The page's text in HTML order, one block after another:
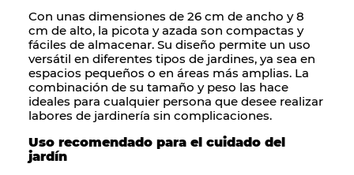
Con unas dimensiones de 26 cm de ancho y 8
cm de alto, la picota yazada son compactas y
fáciles de almacenar. Su diseño permite un uso
versátil en diferentes tipos de jardines, ya sea en
espacios pequeños o en áreas más amplias. La
combinación de su tamaño y peso las hace
ideales para cualquier persona que desee realizar
labores de jardinería sin complicaciones.
Uso recomendado para el cuidado del
jardín